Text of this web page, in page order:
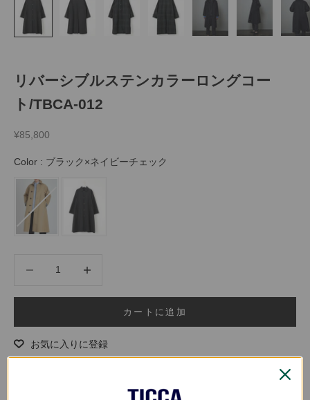
リバーシブルステンカラーロングコー
ト/TBCA-012
セール価格
¥85,800
Color : ブラック×ネイビーチェック
カートに追加
お気に入りに登録
月々14,300円 から。分割手数料無料